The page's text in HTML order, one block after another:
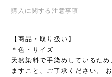
購入に関する注意事項
【商品・取り扱い】
＊色・サイズ
天然染料で手染めしているた
ますこと、ご了承ください。